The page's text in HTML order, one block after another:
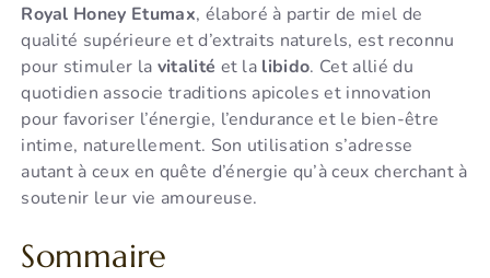
Royal Honey Etumax, élaboré à partir de miel de
qualité supérieure et d’extraits naturels, est reconnu
pour stimuler la vitalité et la libido. Cet allié du
quotidien associe traditions apicoles et innovation
pour favoriser l’énergie, l’endurance et le bien-être
intime, naturellement. Son utilisation s’adresse
autant à ceux en quête d’énergie qu’à ceux cherchant à
soutenir leur vie amoureuse.
Sommaire